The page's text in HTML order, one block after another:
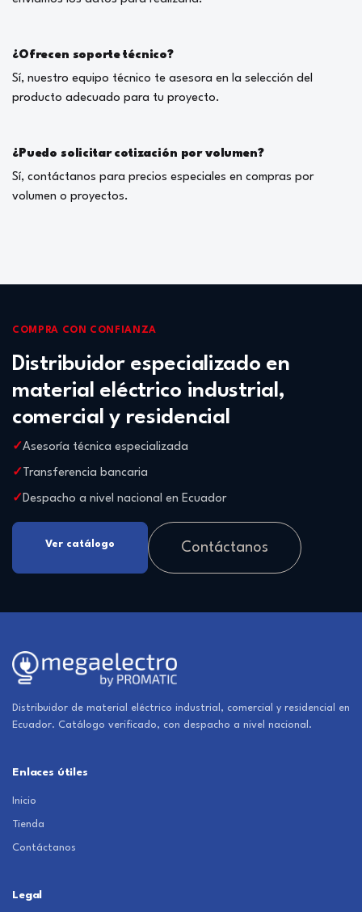
¿Ofrecen soporte técnico?
Sí, nuestro equipo técnico te asesora en la selección del
producto adecuado para tu proyecto.
¿Puedo solicitar cotización por volumen?
Sí, contáctanos para precios especiales en compras por
volumen o proyectos.
COMPRA CON CONFIANZA
Distribuidor especializado en
material eléctrico industrial,
comercial y residencial
Asesoría técnica especializada
Transferencia bancaria
Despacho a nivel nacional en Ecuador
Ver catálogo Contáctanos
Distribuidor de material eléctrico industrial, comercial y residencial en
Ecuador. Catálogo verificado, con despacho a nivel nacional.
Enlaces útiles
Inicio
Tienda
Contáctanos
Legal